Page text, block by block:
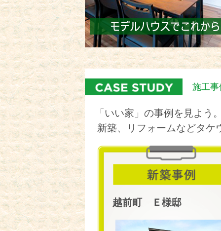
施工事
「いい家」の事例を見よう
新築、リフォームなどタケ
越前町 Ｅ様邸